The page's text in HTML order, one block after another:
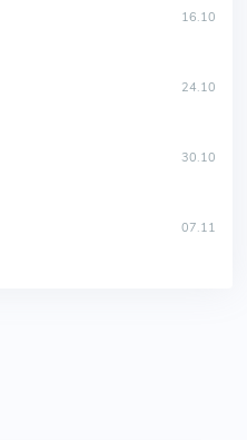
16.10
24.10
30.10
07.11